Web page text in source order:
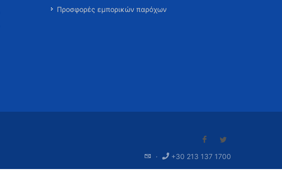
Προσφορές εμπορικών παρόχων
· +30 213 137 1700